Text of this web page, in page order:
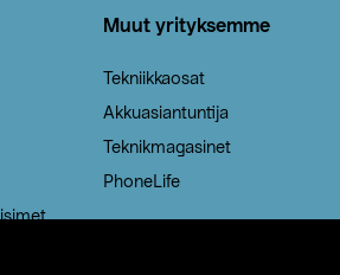
Muut yrityksemme
Tekniikkaosat
Akkuasiantuntija
Teknikmagasinet
PhoneLife